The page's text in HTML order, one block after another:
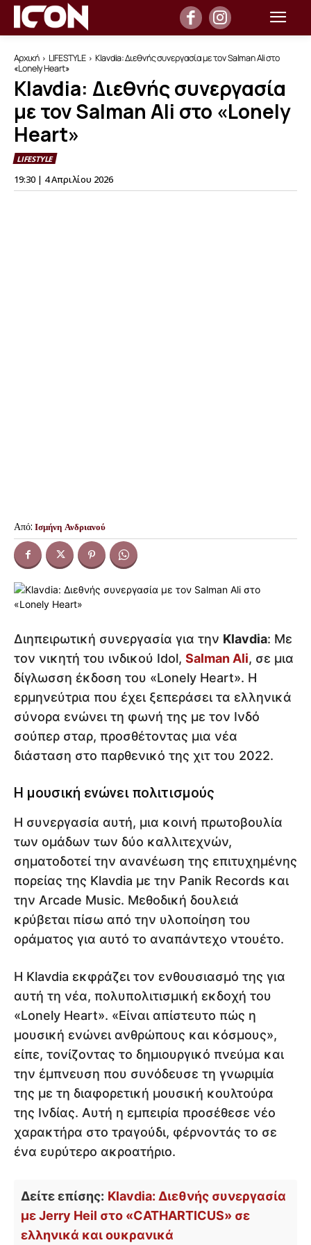
Αρχική LIFESTYLE
Klavdia: Διεθνής συνεργασία με τον Salman Ali στο
«Lonely Heart»
Klavdia: Διεθνής συνεργασία
με τον Salman Ali στο «Lonely
Heart»
LIFESTYLE
19:30 | 4 Απριλίου 2026
Από: Ισμήνη Ανδριανού
Διηπειρωτική συνεργασία για την Κlavdia: Με
τον νικητή του ινδικού Idol, Salman Ali, σε μια
δίγλωσση έκδοση του «Lonely Heart». Η
ερμηνεύτρια που έχει ξεπεράσει τα ελληνικά
σύνορα ενώνει τη φωνή της με τον Ινδό
σούπερ σταρ, προσθέτοντας μια νέα
διάσταση στο παρθενικό της χιτ του 2022.
Η μουσική ενώνει πολιτισμούς
Η συνεργασία αυτή, μια κοινή πρωτοβουλία
των ομάδων των δύο καλλιτεχνών,
σηματοδοτεί την ανανέωση της επιτυχημένης
πορείας της Klavdia με την Panik Records και
την Arcade Music. Μεθοδική δουλειά
κρύβεται πίσω από την υλοποίηση του
οράματος για αυτό το αναπάντεχο ντουέτο.
Η Klavdia εκφράζει τον ενθουσιασμό της για
αυτή τη νέα, πολυπολιτισμική εκδοχή του
«Lonely Heart». «Είναι απίστευτο πώς η
μουσική ενώνει ανθρώπους και κόσμους»,
είπε, τονίζοντας το δημιουργικό πνεύμα και
την έμπνευση που συνόδευσε τη γνωριμία
της με τη διαφορετική μουσική κουλτούρα
της Ινδίας. Αυτή η εμπειρία προσέθεσε νέο
χαρακτήρα στο τραγούδι, φέρνοντάς το σε
ένα ευρύτερο ακροατήριο.
Δείτε επίσης: Klavdia: Διεθνής συνεργασία
με Jerry Heil στο «CATHARTICUS» σε
ελληνικά και ουκρανικά